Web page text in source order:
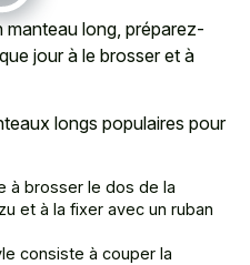
long, préparez-
jour à le brosser et à
longs populaires pour
à brosser le dos de la
et à la fixer avec un ruban
consiste à couper la